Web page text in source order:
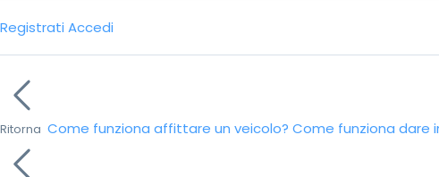
Registrati Accedi
Ritorna Come funziona affittare un veicolo? Come funziona dare